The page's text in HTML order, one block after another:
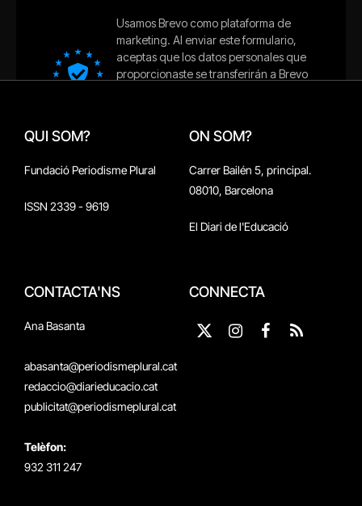
QUI SOM?
Fundació Periodisme Plural
ISSN 2339 - 9619
ON SOM?
Carrer Bailén 5, principal.
08010, Barcelona
El Diari de l'Educació
CONTACTA'NS
Ana Basanta
abasanta@periodismeplural.cat
redaccio@diarieducacio.cat
publicitat@periodismeplural.cat
Telèfon:
932 311 247
CONNECTA
X
Instagram
Facebook
RSS